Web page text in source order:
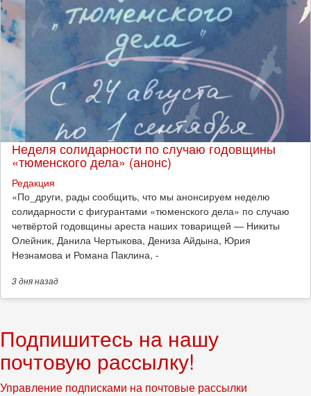
Неделя солидарности по случаю годовщины
«тюменского дела» (анонс)
Редакция
​«По_други, рады сообщить, что мы анонсируем неделю
солидарности с фигурантами «тюменского дела» по случаю
четвёртой годовщины ареста наших товарищей — Никиты
Олейник, Данила Чертыкова, Дениза Айдына, Юрия
Незнамова и Романа Паклина, -
3 дняназад
Подпишитесь на нашу
почтовую рассылку!
Управление подписками на почтовые рассылки